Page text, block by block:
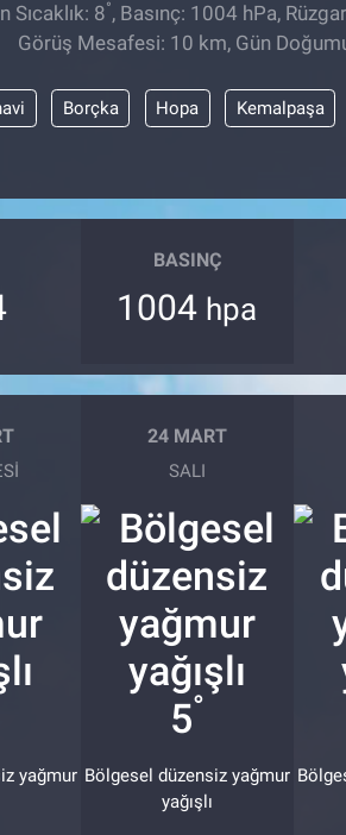
Sıcaklık: 8°, Basınç: 1004 hPa,
Görüş Mesafesi: 10 km, Gün
Borçka Hopa Kemalpaşa
BASINÇ
1004 hpa
yağmur
24 MART
SALI
5°
Bölgesel düzensiz yağmur
yağışlı